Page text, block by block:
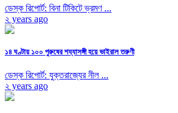
ডেস্ক রিপোর্ট: বিনা টিকিটে ভ্রমণ ...
২ years ago
১৪ ঘণ্টায় ১০০ পুরুষের শয্যাসঙ্গী হয়ে ভাইরাল তরুণী
ডেস্ক রিপোর্ট: যুক্তরাজ্যের নীল ...
২ years ago